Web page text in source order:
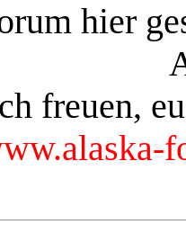
hier
freuen,